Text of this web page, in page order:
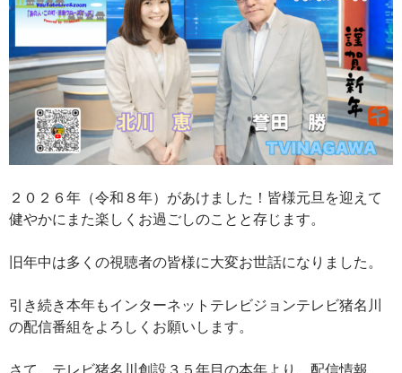
２０２６年（令和８年）があけました！皆様元旦を迎えて
健やかにまた楽しくお過ごしのことと存じます。
旧年中は多くの視聴者の皆様に大変お世話になりました。
引き続き本年もインターネットテレビジョンテレビ猪名川
の配信番組をよろしくお願いします。
さて、テレビ猪名川創設３５年目の本年より、配信情報